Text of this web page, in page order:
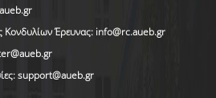
Κονδυλίων Έρευνας: info@rc.aueb.gr
support@aueb.gr